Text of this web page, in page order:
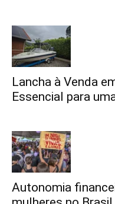
Lancha à Venda
Essencial para
Autonomia